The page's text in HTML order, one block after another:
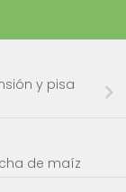
y pisa
de maíz